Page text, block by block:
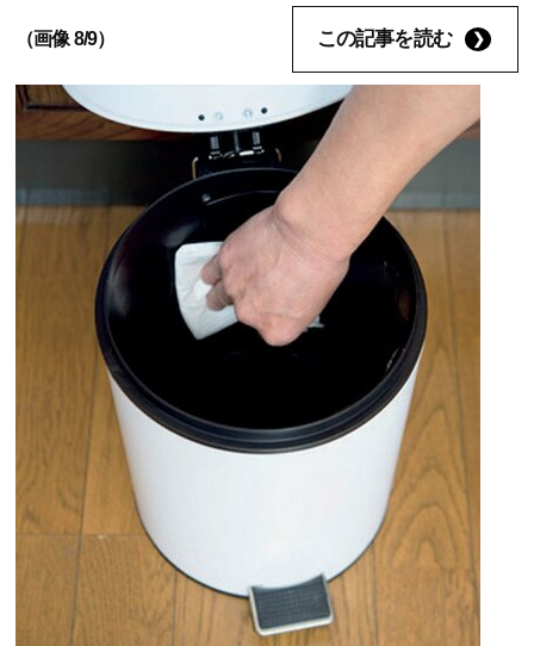
（画像 8/9） この記事を読む